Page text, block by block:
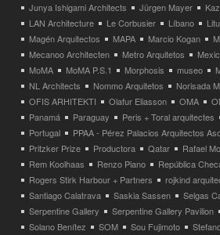
Junya Ishigami Architects
Jürgen Mayer
LAN Architecture
Le Corbusier Líbano
Magén Arquitectos
MAPA Marcio Kogan
Mecanoo Architecten
Metro Arquitetos
MoMA
MoMA P.S.1 Morphosis museo
NL Architects
Nommo Arquitetos Norisada
OFIS ARHITEKTI
Olafur Eliasson OMA
Panamá
Paraguay Peris + Toral arquitectes
Portugal
PPAA - Pérez Palacios Arquitectos
Pritzker Prize
Productora Qatar Rafael
Rem Koolhaas
Renzo Piano República
Rogers Stirk Harbour + Partners
rojkind
Santiago Calatrava
Saskia Sassen Selgas
Serpentine Gallery
Serpentine Gallery Pavilion
Solano Benítez
SOM Sou Fujimoto